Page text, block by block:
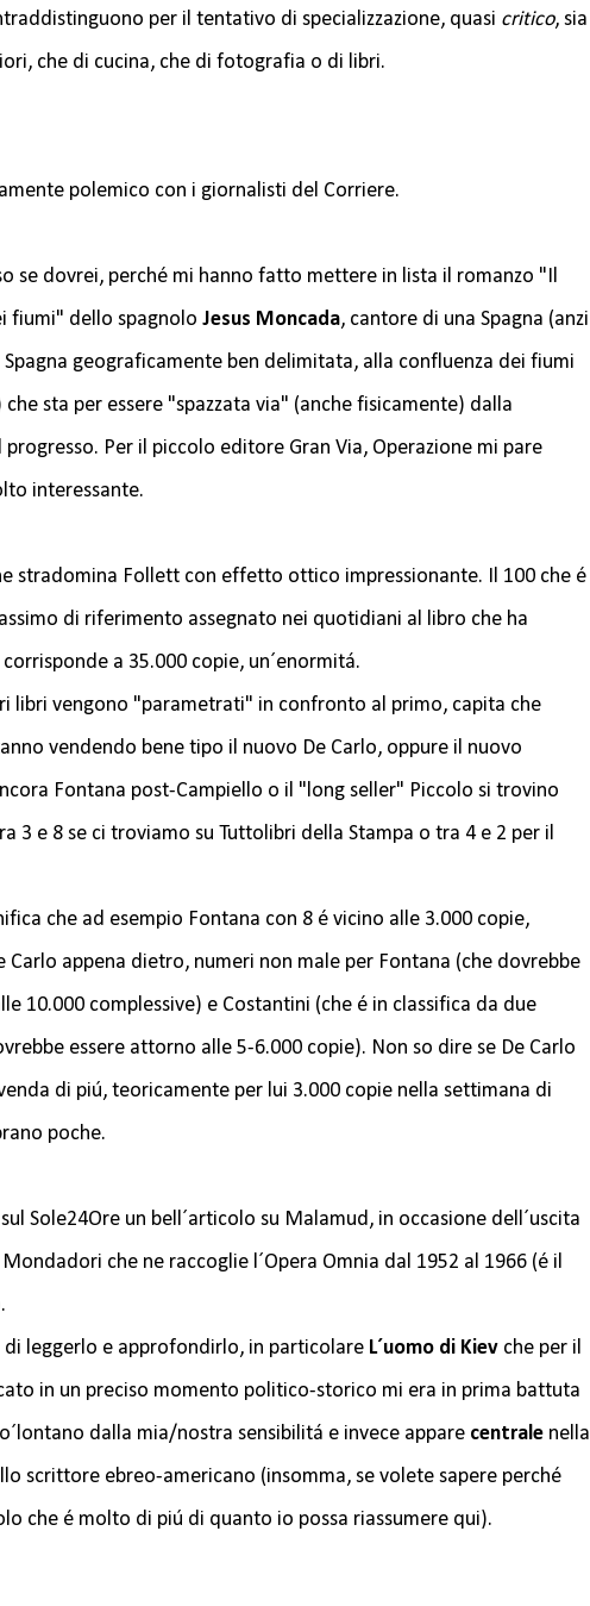
per il tentativo di specializzazione, quasi critico, sia
che di cucina, che di fotografia o di libri.
polemico con i giornalisti del Corriere.
se dovrei, perché mi hanno fatto mettere in lista il romanzo "Il
fiumi" dello spagnolo Jesus Moncada, cantore di una Spagna (anzi
geograficamente ben delimitata, alla confluenza dei fiumi
che sta per essere "spazzata via" (anche fisicamente) dalla
Per il piccolo editore Gran Via, Operazione mi pare
interessante.
stradomina Follett con effetto ottico impressionante. Il 100 che é
di riferimento assegnato nei quotidiani al libro che ha
a 35.000 copie, un´enormitá.
libri vengono "parametrati" in confronto al primo, capita che
vendendo bene tipo il nuovo De Carlo, oppure il nuovo
Fontana post-Campiello o il "long seller" Piccolo si trovino
3 e 8 se ci troviamo su Tuttolibri della Stampa o tra 4 e 2 per il
che ad esempio Fontana con 8 é vicino alle 3.000 copie,
Carlo appena dietro, numeri non male per Fontana (che dovrebbe
10.000 complessive) e Costantini (che é in classifica da due
essere attorno alle 5-6.000 copie). Non so dire se De Carlo
di piú, teoricamente per lui 3.000 copie nella settimana di
poche.
Sole24Ore un bell´articolo su Malamud, in occasione dell´uscita
che ne raccoglie l´Opera Omnia dal 1952 al 1966 (é il
di leggerlo e approfondirlo, in particolare L´uomo di Kiev che per il
in un preciso momento politico-storico mi era in prima battuta
dalla mia/nostra sensibilitá e invece appare centrale nella
scrittore ebreo-americano (insomma, se volete sapere perché
che é molto di piú di quanto io possa riassumere qui).